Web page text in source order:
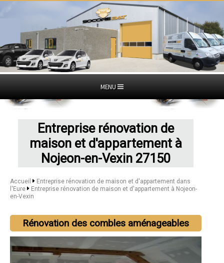
MENU
Entreprise rénovation de
maison et d'appartement à
Nojeon-en-Vexin 27150
Accueil
Entreprise rénovation de maison et d'appartement dans
l'Eure
Entreprise rénovation de maison et d'appartement à Nojeon-
en-Vexin
Rénovation des combles aménageables